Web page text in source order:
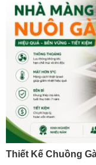
Thiết Kế Chuồng